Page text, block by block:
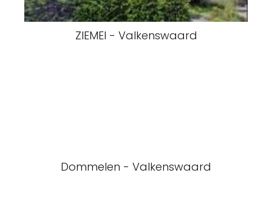
ZIEMEI - Valkenswaard
Dommelen - Valkenswaard